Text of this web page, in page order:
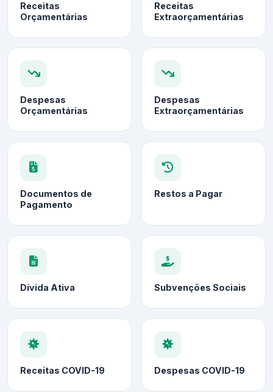
Receitas
Orçamentárias
Receitas
Extraorçamentárias
Despesas
Orçamentárias
Despesas
Extraorçamentárias
Documentos de
Pagamento
Restos a Pagar
Dívida Ativa Subvenções Sociais
Receitas COVID-19 Despesas COVID-19